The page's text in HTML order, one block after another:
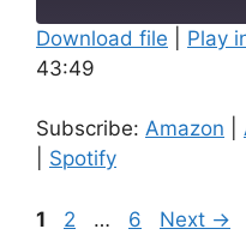
Amazon
RSS FEED
SHARE
LINK
EMBED
Download file Play
43:49
Subscribe: Amazon
Spotify
Page
1 Page
2 … Page
6 Next →